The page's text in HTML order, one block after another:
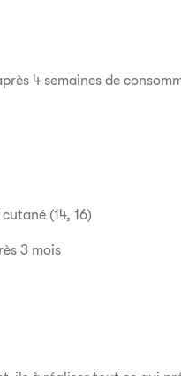
4 semaines de
(14, 16)
3 mois